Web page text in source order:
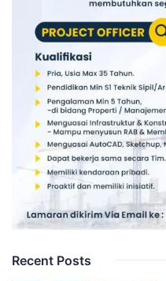
Recent Posts